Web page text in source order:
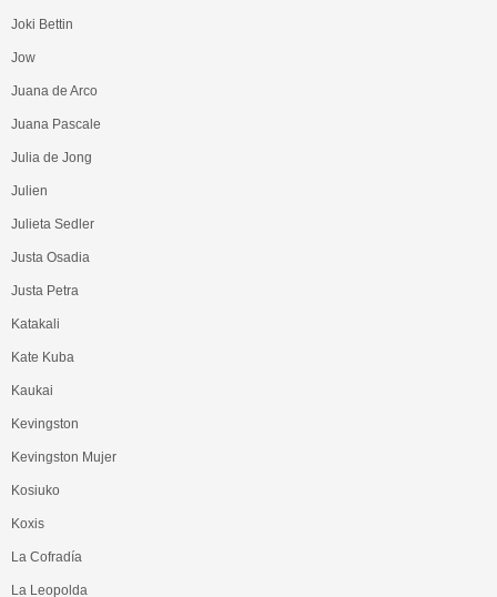
Joki Bettin
Jow
Juana de Arco
Juana Pascale
Julia de Jong
Julien
Julieta Sedler
Justa Osadia
Justa Petra
Katakali
Kate Kuba
Kaukai
Kevingston
Kevingston Mujer
Kosiuko
Koxis
La Cofradía
La Leopolda